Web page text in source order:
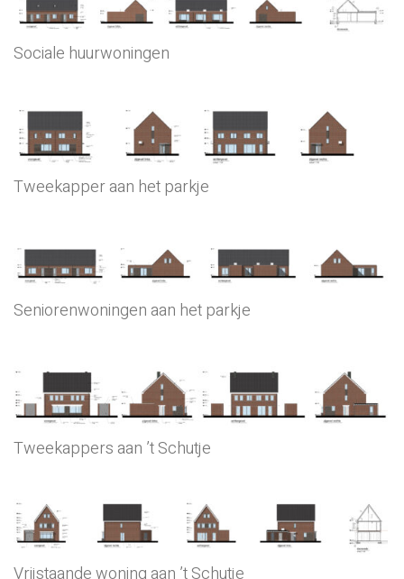
Sociale huurwoningen
Tweekapper aan het parkje
Seniorenwoningen aan het parkje
Tweekappers aan ’t Schutje
Vrijstaande woning aan ’t Schutje